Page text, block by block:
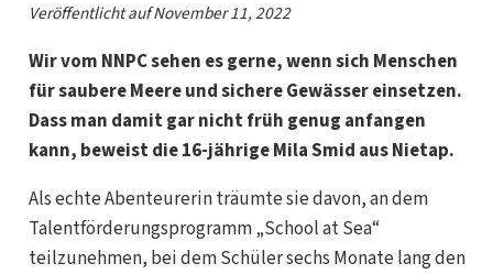
Veröffentlicht aufNovember 11, 2022
Wir vom NNPC sehen es gerne, wenn sich Menschen
für saubere Meere und sichere Gewässer einsetzen.
Dass man damit gar nicht früh genug anfangen
kann, beweist die 16-jährige Mila Smid aus Nietap.
Als echte Abenteurerin träumte sie davon, an dem
Talentförderungsprogramm „School at Sea“
teilzunehmen, bei dem Schüler sechs Monate lang den